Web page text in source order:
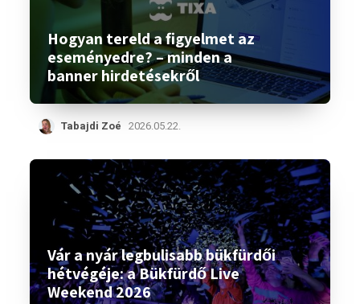
Hogyan tereld a figyelmet az
eseményedre? – minden a
banner hirdetésekről
Tabajdi Zoé 2026.05.22.
Vár a nyár legbulisabb bükfürdői
hétvégéje: a Bükfürdő Live
Weekend 2026